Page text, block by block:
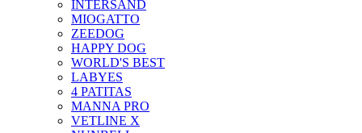
INTERSAND
MIOGATTO
ZEEDOG
HAPPY DOG
WORLD'S BEST
LABYES
4 PATITAS
MANNA PRO
VETLINE X